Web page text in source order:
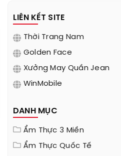
LIÊN KẾT SITE
Thời Trang Nam
Golden Face
Xưởng May Quần Jean
WinMobile
DANH MỤC
Ẩm Thực 3 Miền
Ẩm Thực Quốc Tế